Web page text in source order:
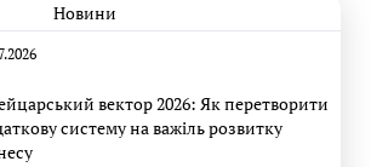
Новини
вектор 2026: Як перетворити
систему на важіль розвитку